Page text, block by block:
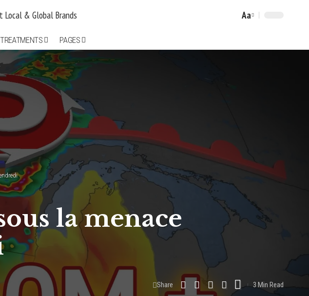
Font
Aa
TREATMENTS PAGES
la menace
Share 3 Min Read